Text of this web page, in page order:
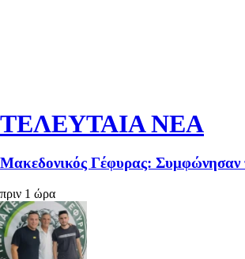
ΤΕΛΕΥΤΑΙΑ ΝΕΑ
Μακεδονικός Γέφυρας:
πριν 1 ώρα